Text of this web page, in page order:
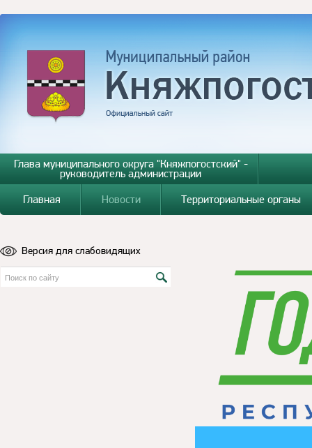
Глава муниципального округа "Княжпогостский" -
руководитель администрации
Главная
Новости Территориальные органы
Версия для слабовидящих